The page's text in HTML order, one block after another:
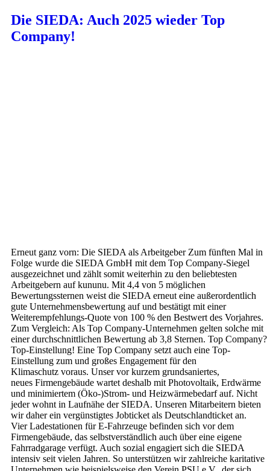
Die SIEDA: Auch 2025 wieder Top
Company!
Erneut ganz vorn: Die SIEDA als Arbeitgeber Zum fünften Mal in
Folge wurde die SIEDA GmbH mit dem Top Company-Siegel
ausgezeichnet und zählt somit weiterhin zu den beliebtesten
Arbeitgebern auf kununu. Mit 4,4 von 5 möglichen
Bewertungssternen weist die SIEDA erneut eine außerordentlich
gute Unternehmensbewertung auf und bestätigt mit einer
Weiterempfehlungs-Quote von 100 % den Bestwert des Vorjahres.
Zum Vergleich: Als Top Company-Unternehmen gelten solche mit
einer durchschnittlichen Bewertung ab 3,8 Sternen. Top Company?
Top-Einstellung! Eine Top Company setzt auch eine Top-
Einstellung zum und großes Engagement für den
Klimaschutz voraus. Unser vor kurzem grundsaniertes,
neues Firmengebäude wartet deshalb mit Photovoltaik, Erdwärme
und minimiertem (Öko-)Strom- und Heizwärmebedarf auf. Nicht
jeder wohnt in Laufnähe der SIEDA. Unseren Mitarbeitern bieten
wir daher ein vergünstigtes Jobticket als Deutschlandticket an.
Vier Ladestationen für E-Fahrzeuge befinden sich vor dem
Firmengebäude, das selbstverständlich auch über eine eigene
Fahrradgarage verfügt. Auch sozial engagiert sich die SIEDA
intensiv seit vielen Jahren. So unterstützen wir zahlreiche karitative